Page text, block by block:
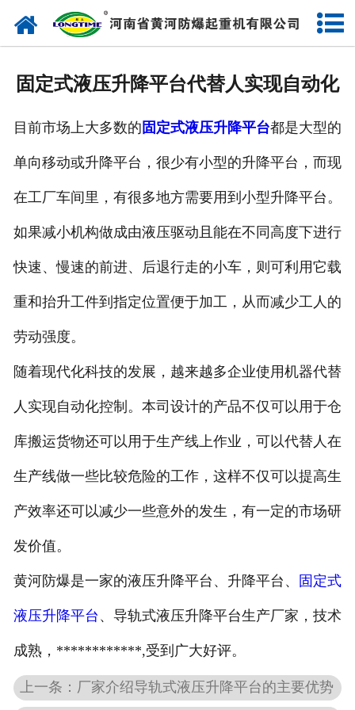
网站首页
企业实力
联系我们
固定式液压升降平台代替人实现自动化
目前市场上大多数的 固定式液压升降平台都是大型的
单向移动或升降平台，很少有小型的升降平台，而现
在工厂车间里，有很多地方需要用到小型升降平台。
如果减小机构做成由液压驱动且能在不同高度下进行
快速、慢速的前进、后退行走的小车，则可利用它载
重和抬升工件到指定位置便于加工，从而减少工人的
劳动强度。
随着现代化科技的发展，越来越多企业使用机器代替
人实现自动化控制。本司设计的产品不仅可以用于仓
库搬运货物还可以用于生产线上作业，可以代替人在
生产线做一些比较危险的工作，这样不仅可以提高生
产效率还可以减少一些意外的发生，有一定的市场研
发价值。
黄河防爆是一家的液压升降平台、升降平台、 固定式
液压升降平台 、导轨式液压升降平台生产厂家，技术
成熟，************,受到广大好评。
上一条：厂家介绍导轨式液压升降平台的主要优势